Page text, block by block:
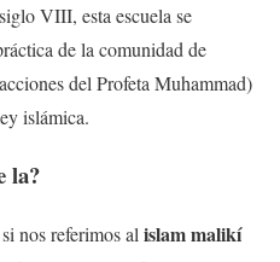
VIII, esta escuela se
de la comunidad de
del Profeta Muhammad)
islámica.
la?
nos referimos al islam malikí